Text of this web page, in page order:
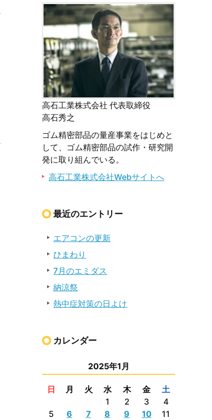
高石工業株式会社 代表取締役
高石秀之
ゴム精密部品の量産事業をはじめと
して、ゴム精密部品の試作・研究開
発に取り組んでいる。
高石工業株式会社Webサイトへ
最近のエントリー
エアコンの更新
ひまわり
7月のエミダス
納涼祭
熱中症対策の日よけ
カレンダー
2025年1月
日 月 火 水 木 金
土
1
2 3
4
5
6 7 8 9 10
11